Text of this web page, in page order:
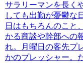
サラリーマンを長く
しても出勤が憂鬱な
日はもちろんのこと
かる商談や幹部への
れ。月曜日の客先プ
かのプレッシャー。